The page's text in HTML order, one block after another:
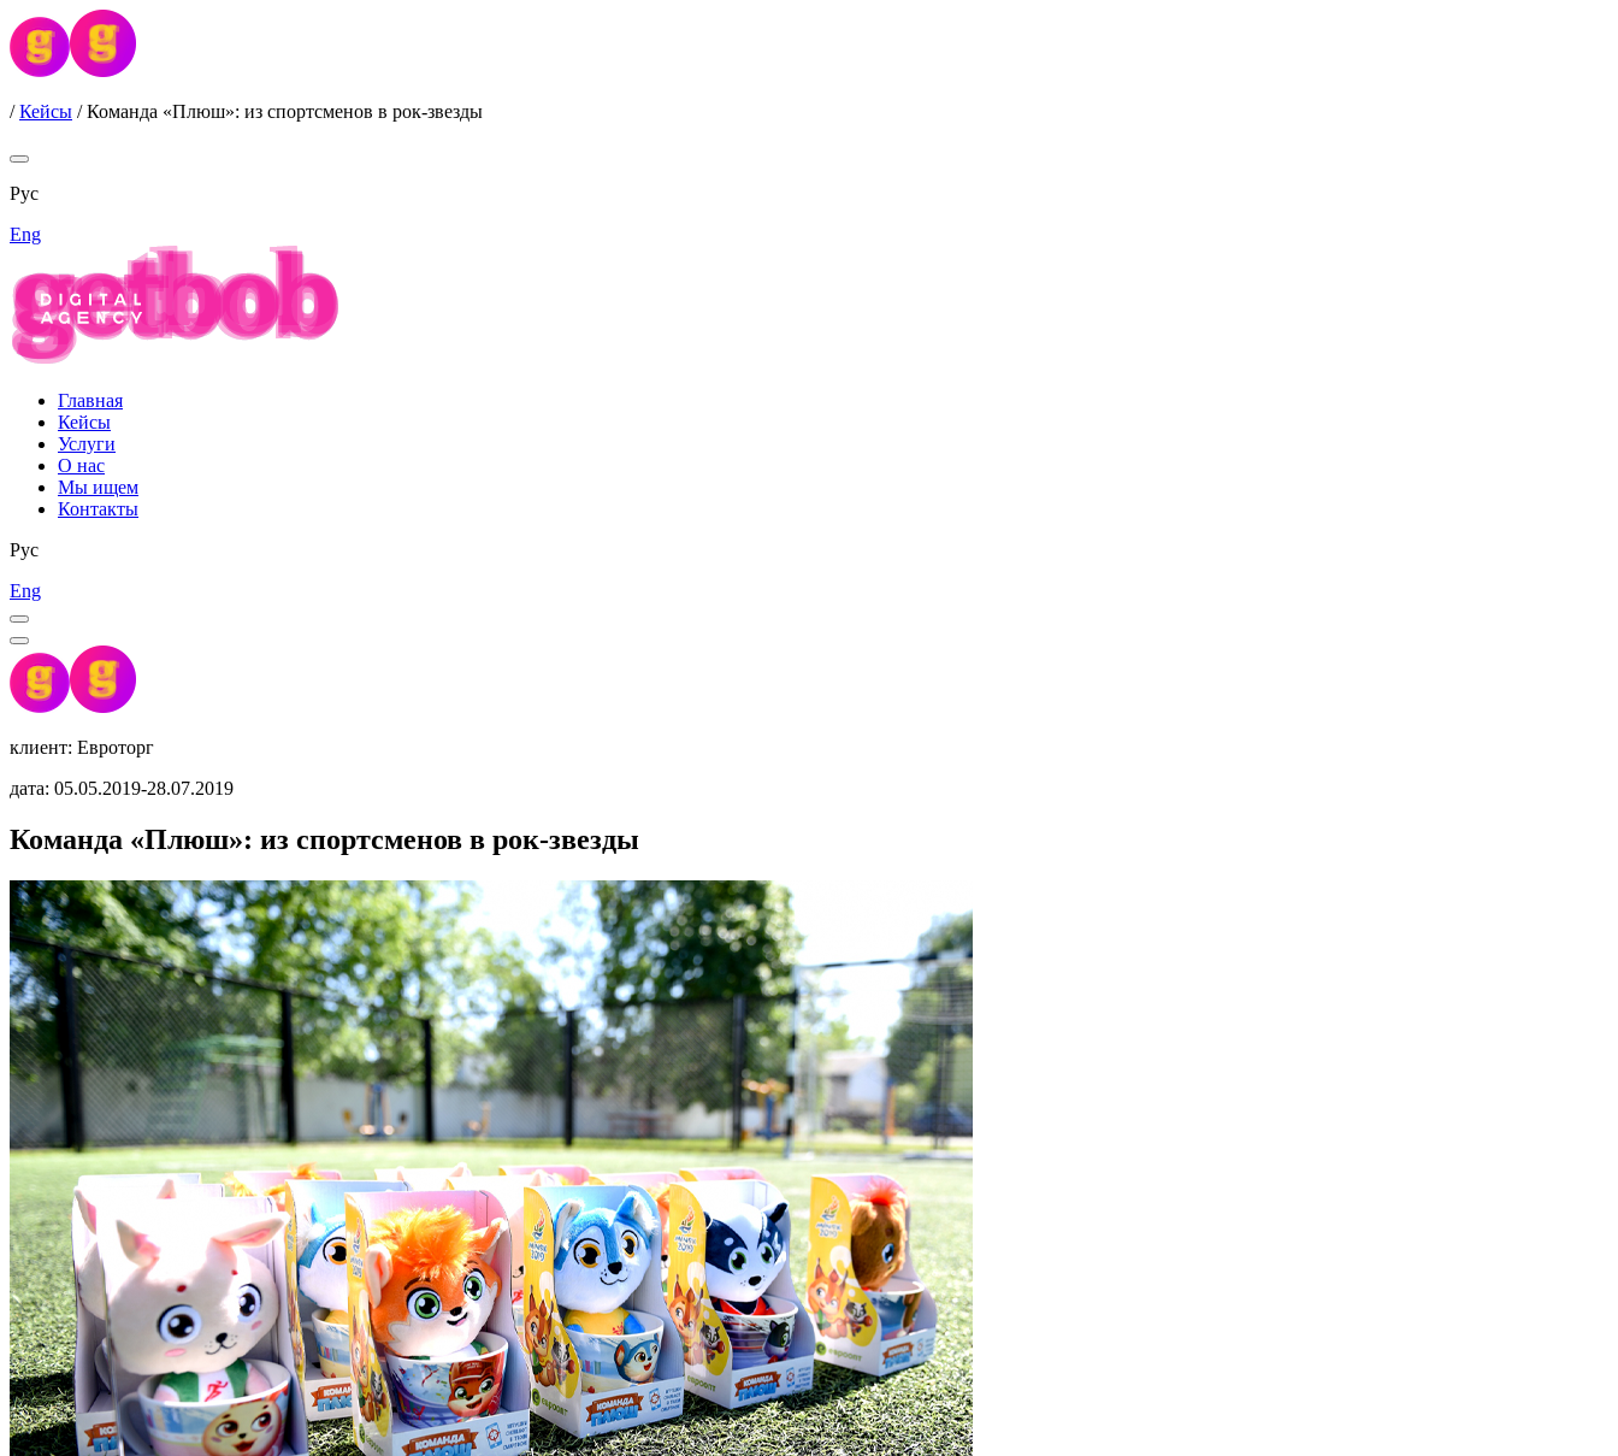
/Кейсы /Команда «Плюш»: из спортсменов в рок-звезды
Рус
Eng
Главная
Кейсы
Услуги
О нас
Мы ищем
Контакты
Рус
Eng
клиент: Евроторг
дата: 05.05.2019-28.07.2019
Команда «Плюш»: из спортсменов в рок-звезды